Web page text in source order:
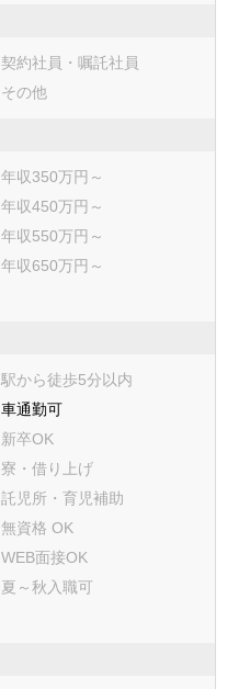
契約社員・嘱託社員
その他
年収350万円～
年収450万円～
年収550万円～
年収650万円～
駅から徒歩5分以内
車通勤可
新卒OK
寮・借り上げ
託児所・育児補助
無資格 OK
WEB面接OK
夏～秋入職可